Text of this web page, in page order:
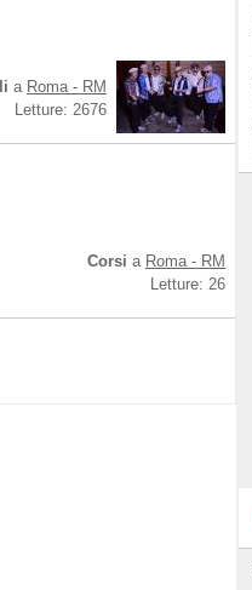
a Roma - RM
Letture: 2676
Corsi a Roma - RM
Letture: 26